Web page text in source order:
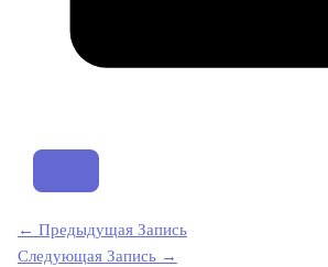
← Предыдущая Запись
Следующая Запись →